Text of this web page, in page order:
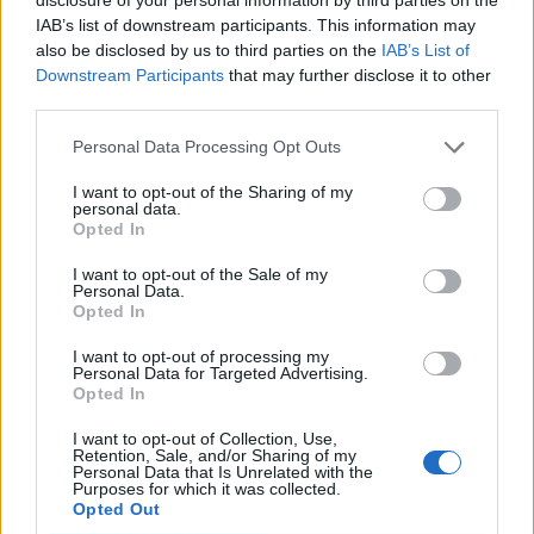
IAB’s list of downstream participants. This information may
also be disclosed by us to third parties on the IAB’s List of
Downstream Participants that may further disclose it to other
Personal Data Processing Opt Outs
I want to opt-out of the Sharing of my
personal data.
Opted In
I want to opt-out of the Sale of my
Personal Data.
Opted In
I want to opt-out of processing my
Personal Data for Targeted Advertising.
Opted In
I want to opt-out of Collection, Use,
Retention, Sale, and/or Sharing of my
Personal Data that Is Unrelated with the
Purposes for which it was collected.
Opted Out
του και μεταφέρθηκε στο Κέντρο
Υγείας Καλλονής, όπου
διαπιστώθηκε ο θάνατός του
Η Θερμή γιόρτασε τους
Λέσβου
Λάδι και τυρί βρέθηκαν στο
επίκεντρο της γιορτής που
πραγματοποιήθηκε στο Δημοτικό
Σχολείο της Θερμής, στο πλαίσιο
του Taste Lesvos και του Λεσβιακού
Καλοκαιριού
ΠΟΛΙΤΙΚΗ
Στη Θεσσαλονίκη τα
προγράμματος της ΕΛ.Α.Σ.
Ο Αλέξης Τσίπρας παρουσιάζει
στις αρχές Σεπτεμβρίου το
τετραετές σχέδιο της Ελληνικής
Αριστερής Συμπαράταξης για την